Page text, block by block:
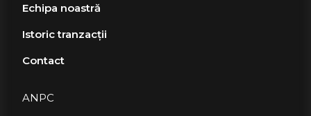
Echipa noastră
Istoric tranzacții
Contact
ANPC